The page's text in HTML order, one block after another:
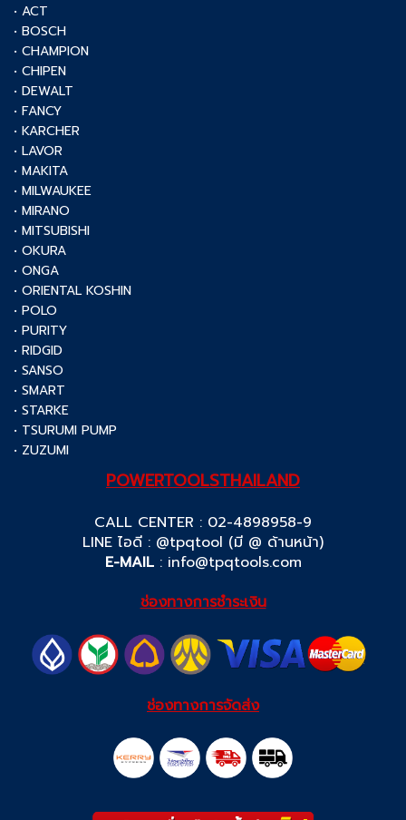
• ACT
• BOSCH
• CHAMPION
• CHIPEN
• DEWALT
• FANCY
• KARCHER
• LAVOR
• MAKITA
• MILWAUKEE
• MIRANO
• MITSUBISHI
• OKURA
• ONGA
• ORIENTAL KOSHIN
• POLO
• PURITY
• RIDGID
• SANSO
• SMART
• STARKE
• TSURUMI PUMP
• ZUZUMI
POWERTOOLSTHAILAND
CALL CENTER : 02-4898958-9
LINE ไอดี : @tpqtool (มี @ ด้านหน้า)
E-MAIL: info@tpqtools.com
ช่องทางการชำระเงิน
ช่องทางการจัดส่ง